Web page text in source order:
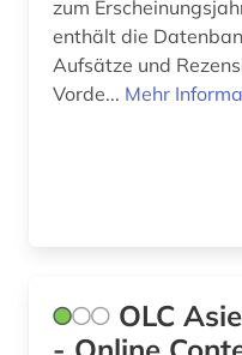
zum
enthält die
Aufsätze und
Vorde... Mehr
OLC